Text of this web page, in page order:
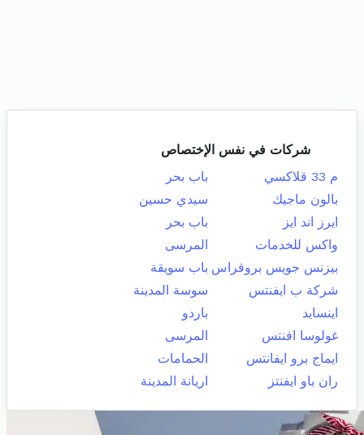
شركات في نفس الإختصاص
م 33 قلاكسي
باب بحر
بالون ماجيك
سيدي حسين
ايرز اند ايز
باب بحر
واكس للخدمات
المرسى
بيزنس جويس بروقراس باب سويقة
شركة ب ايفنتس
سوسة المدينة
اينسايد
باردو
غولوسا افنتس
المرسى
ايماج برو ايفانتس
الحمامات
ران باو ايفنتز
اريانة المدينة